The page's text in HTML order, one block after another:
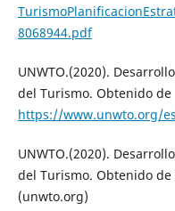
8068944.pdf
UNWTO.(2020).
del Turismo. Obtenido de
https://www.unwto.org/
UNWTO.(2020).
del Turismo. Obtenido
(unwto.org)